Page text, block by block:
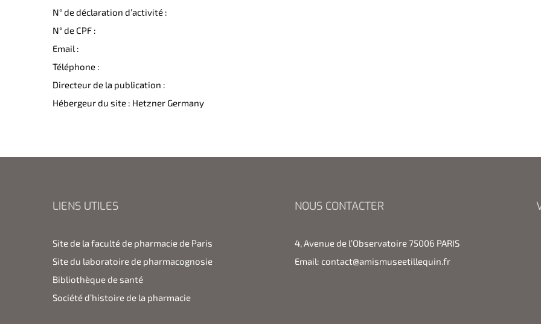
N° de déclaration d’activité :
N° de CPF :
Email :
Téléphone :
Directeur de la publication :
Hébergeur du site : Hetzner Germany
LIENS UTILES
Site de la faculté de pharmacie de Paris
Site du laboratoire de pharmacognosie
Bibliothèque de santé
Société d’histoire de la pharmacie
NOUS CONTACTER
4, Avenue de l’Observatoire 75006 PARIS
Email: contact@amismuseetillequin.fr